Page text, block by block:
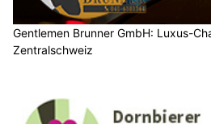
Gentlemen Brunner GmbH: Luxus-
Zentralschweiz